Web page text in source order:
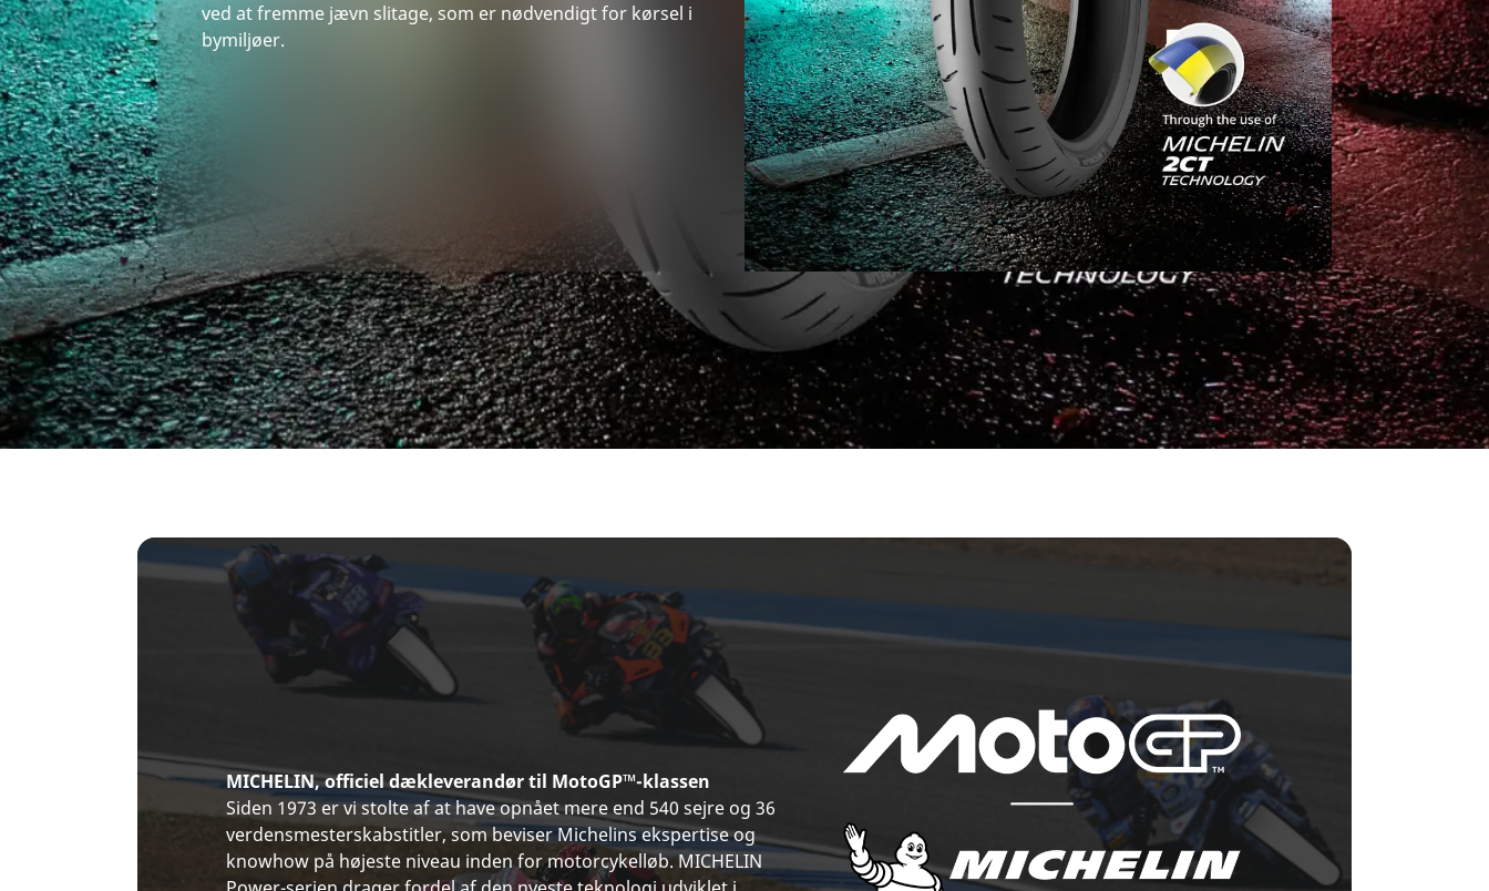
ved at fremme jævn slitage, som er nødvendigt for kørsel i
bymiljøer.
MICHELIN, officiel dækleverandør til MotoGP™-klassen
Siden 1973 er vi stolte af at have opnået mere end 540 sejre og 36
verdensmesterskabstitler, som beviser Michelins ekspertise og
knowhow på højeste niveau inden for motorcykelløb. MICHELIN